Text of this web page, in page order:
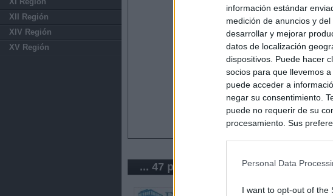
información estándar
medición de anuncios y
desarrollar y mejorar
datos de localización
dispositivos. Puede hacer
socios para que llevemos
puede acceder a
negar su consentimiento.
puede no requerir de su
procesamiento. Sus
Personal Data
I want to opt-out of the
XII Región
XIV Región
XV Región
... 47 periódicos de Chile